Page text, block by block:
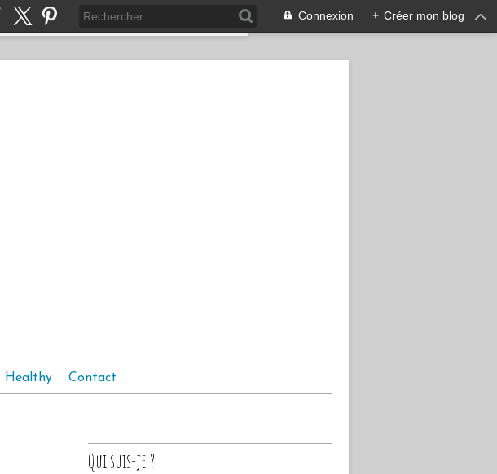
Connexion + Créer mon blog
Healthy Contact
Qui suis-je ?